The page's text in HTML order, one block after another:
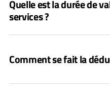
Quelle est la durée de
services ?
Comment se fait la